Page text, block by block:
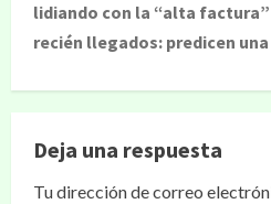
lidiando con la “alta
recién llegados: predicen
Deja una respuesta
Tu dirección de correo